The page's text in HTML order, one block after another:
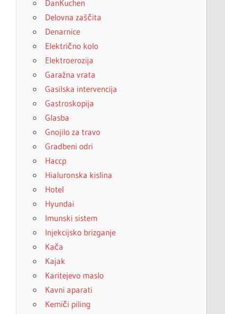
DanKuchen
Delovna zaščita
Denarnice
Električno kolo
Elektroerozija
Garažna vrata
Gasilska intervencija
Gastroskopija
Glasba
Gnojilo za travo
Gradbeni odri
Haccp
Hialuronska kislina
Hotel
Hyundai
Imunski sistem
Injekcijsko brizganje
Kača
Kajak
Karitejevo maslo
Kavni aparati
Kemiči piling